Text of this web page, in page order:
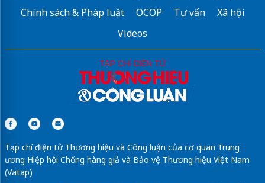
Chính sách & Pháp luật
OCOP Tư vấn
Xã hội
Videos
Tạp chí điện tử Thương hiệu và Công luận của cơ quan Trung
ương Hiệp hội Chống hàng giả và Bảo vệ Thương hiệu Việt Nam
(Vatap)